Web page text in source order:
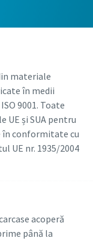
materiale
în medii
9001. Toate
UE și SUA pentru
conformitate cu
UE nr. 1935/2004
acoperă
până la